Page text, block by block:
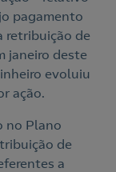
pagamento
retribuição de
janeiro deste
evoluiu
ação.
no Plano
de
a